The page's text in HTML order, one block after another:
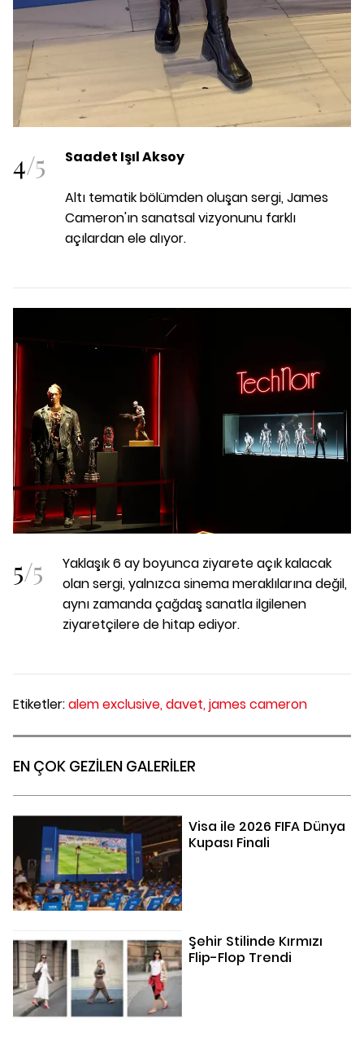
4/5 Saadet Işıl Aksoy
Altı tematik bölümden oluşan sergi, James
Cameron'ın sanatsal vizyonunu farklı
açılardan ele alıyor.
5/5 Yaklaşık6 ay boyunca ziyarete açık kalacak
olan sergi, yalnızca sinema meraklılarına değil,
aynı zamanda çağdaş sanatla ilgilenen
ziyaretçilere de hitap ediyor.
Etiketler:alem exclusive,davet,james cameron
EN ÇOK GEZİLEN GALERİLER
Visa ile 2026 FIFA Dünya
Kupası Finali
Şehir Stilinde Kırmızı
Flip-Flop Trendi